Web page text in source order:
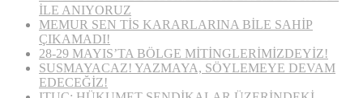
İLE ANIYORUZ
MEMUR SEN TİS KARARLARINA BİLE SAHİP
ÇIKAMADI!
28-29 MAYIS’TA BÖLGE MİTİNGLERİMİZDEYİZ!
SUSMAYACAZ! YAZMAYA, SÖYLEMEYE DEVAM
EDECEĞİZ!